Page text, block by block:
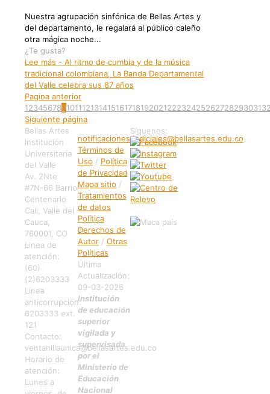
Nuestra agrupación sinfónica de Bellas Artes y
del departamento, le regalará al público caleño
otra mágica noche...
¿Te gusta?
Lee más - Al ritmo de cumbia y de la música
tradicional colombiana, La Banda Departamental
del Valle celebra sus 87 años
Pagina anterior
12345678910111213141516171819202122232425262728293031
Siguiente página
Bellas Artes
Institución
Universitaria
del Valle
Av. 2Nte
#7N-66 Barrio
Centenario
Cali, Valle del
Cauca,
760001, CO
Linea de
atención:
(60)
(2)6203333
Línea
anticorrupción:
6203333 ext.
121
Contacto:
ventanillaunica@bellasartes.edu.co
Horario de
atención:
Lunes a
notificaciones.judiciales@bellasartes.edu.co
Términos de
Uso / Política
de Privacidad
Mapa sitio /
Tratamientos
de datos
Política
Derechos de
Autor/ Otras
Políticas
Última
Actualización:
09-03-2026
Institución
de educación
superior
vigilada y
supervisada
por el
Ministerio de
Educación
Nacional
Síguenos: